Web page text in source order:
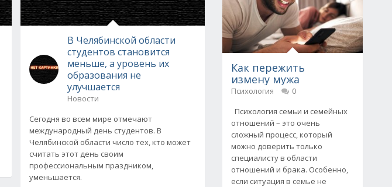
В Челябинской области
студентов становится
меньше, а уровень их
образования не
улучшается
Новости
Сегодня во всем мире отмечают
международный день студентов. В
Челябинской области число тех, кто может
считать этот день своим
профессиональным праздником,
уменьшается.
Как пережить
измену мужа
Психология
0
Психология семьи и семейных
отношений – это очень
сложный процесс, который
можно доверить только
специалисту в области
отношений и брака. Особенно,
если ситуация в семье не